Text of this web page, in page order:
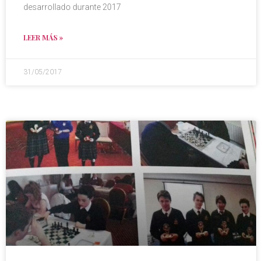
desarrollado durante 2017
LEER MÁS »
31/05/2017